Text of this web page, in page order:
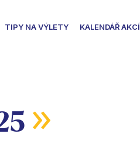
TIPY NA VÝLETY KALENDÁŘ AKCÍ
»